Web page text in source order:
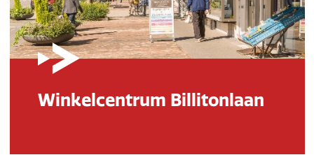
Winkelcentrum Billitonlaan